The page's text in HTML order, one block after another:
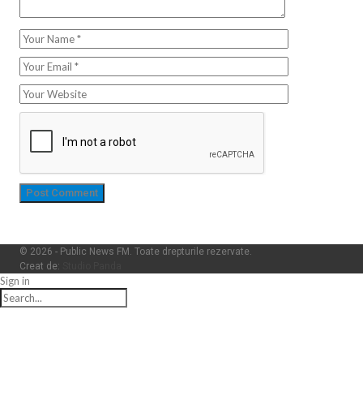
© 2026 - Public News FM. Toate drepturile rezervate.
Creat de:
Sign in